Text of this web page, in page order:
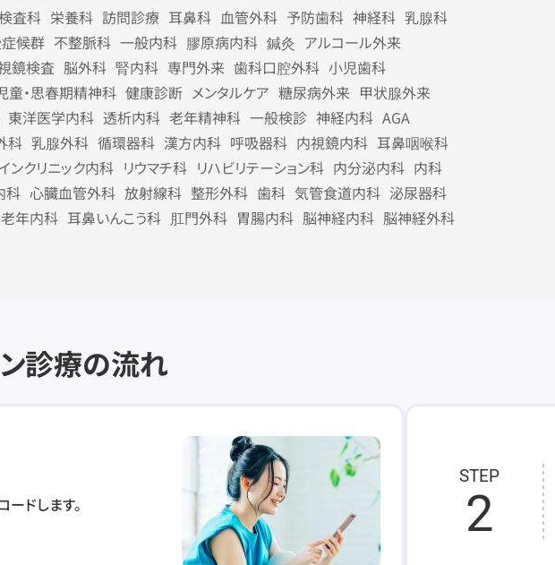
査科 栄養科 訪問診療 耳鼻科 血管外科 予防歯科 神経科 乳腺科
候群 不整脈科 一般内科 膠原病内科 鍼灸 アルコール外来
鏡検査 脳外科 腎内科 専門外来 歯科口腔外科 小児歯科
童・思春期精神科 健康診断 メンタルケア 糖尿病外来 甲状腺外来
東洋医学内科 透析内科 老年精神科 一般検診 神経内科 AGA
科 乳腺外科 循環器科 漢方内科 呼吸器科 内視鏡内科 耳鼻咽喉科
ンクリニック内科 リウマチ科 リハビリテーション科 内分泌内科 内科
科 心臓血管外科 放射線科 整形外科 歯科 気管食道内科 泌尿器科
老年内科 耳鼻いんこう科 肛門外科 胃腸内科 脳神経内科 脳神経外科
診療の流れ
ドします。
STEP
2